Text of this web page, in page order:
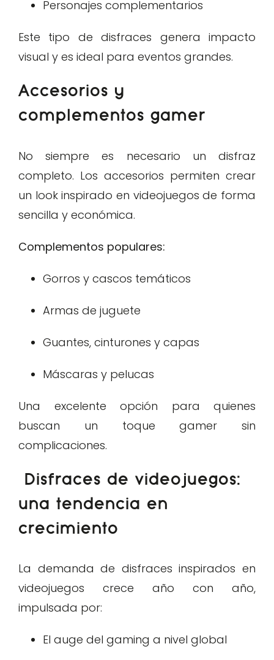
Personajes complementarios
Este tipo de disfraces genera impacto
visual y es ideal para eventos grandes.
Accesorios y
complementos gamer
No siempre es necesario un disfraz
completo. Los accesorios permiten crear
un look inspirado en videojuegos de forma
sencilla y económica.
Complementos populares:
Gorros y cascos temáticos
Armas de juguete
Guantes, cinturones y capas
Máscaras y pelucas
Una excelente opción para quienes
buscan un toque gamer sin
complicaciones.
Disfraces de videojuegos:
una tendencia en
crecimiento
La demanda de disfraces inspirados en
videojuegos crece año con año,
impulsada por:
El auge del gaming a nivel global